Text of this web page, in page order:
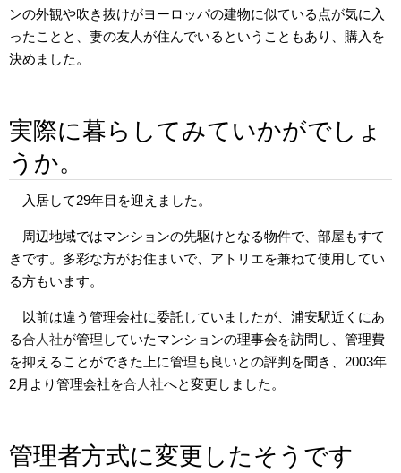
ンの外観や吹き抜けがヨーロッパの建物に似ている点が気に入
ったことと、妻の友人が住んでいるということもあり、購入を
決めました。
実際に暮らしてみていかがでしょ
うか。
入居して29年目を迎えました。
周辺地域ではマンションの先駆けとなる物件で、部屋もすて
きです。多彩な方がお住まいで、アトリエを兼ねて使用してい
る方もいます。
以前は違う管理会社に委託していましたが、浦安駅近くにあ
る合人社が管理していたマンションの理事会を訪問し、管理費
を抑えることができた上に管理も良いとの評判を聞き、2003年
2月より管理会社を合人社へと変更しました。
管理者方式に変更したそうです